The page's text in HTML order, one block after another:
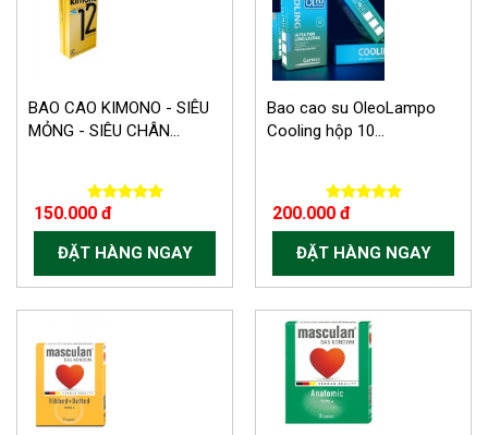
BAO CAO KIMONO - SIÊU
MỎNG - SIÊU CHÂN...
150.000 đ
ĐẶT HÀNG NGAY
Bao cao su OleoLampo
Cooling hộp 10...
200.000 đ
ĐẶT HÀNG NGAY